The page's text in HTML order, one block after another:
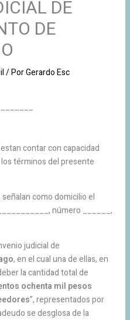
DE
DE
/ PorGerardo Esc
contar con capacidad
términos del presente
como domicilio el
número ______,
judicial de
, en el cual una de ellas, en
la cantidad total de
ochenta mil pesos
”, representados por
se desglosa de la